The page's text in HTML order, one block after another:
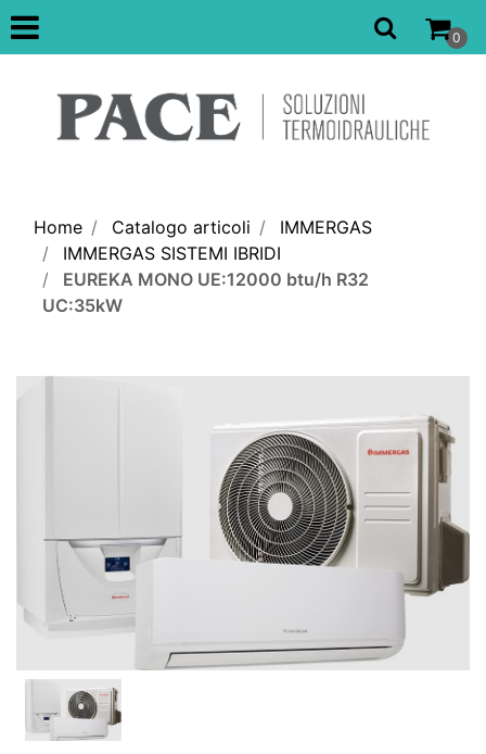
Open
0
Home Catalogo articoli
IMMERGAS
IMMERGAS SISTEMI IBRIDI
EUREKA MONO UE:12000 btu/h R32
UC:35kW